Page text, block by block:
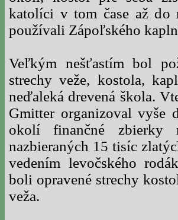
katolíci v tom čase až do
používali Zápoľského
Veľkým nešťastím bol
strechy veže, kostola,
neďaleká drevená škola.
Gmitter organizoval vyše
okolí finančné
nazbieraných 15 tisíc
vedením levočského
boli opravené strechy
veža.